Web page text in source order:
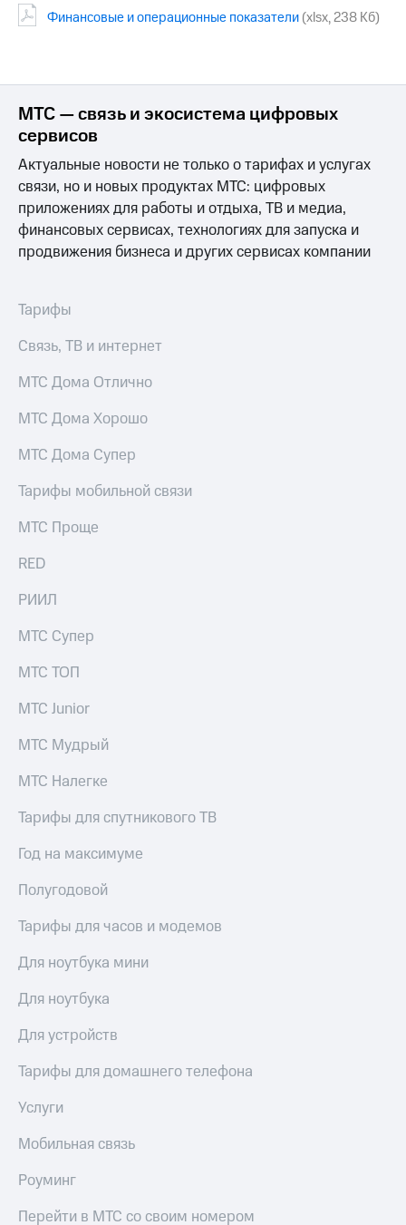
Достижения
Интервью
отчетность
Контакты
Пригласить
спикера
Корпоративный
секретарь
Раскрытие
информации
Информация
акционерам
Документы
"МТС"
акционеров
Контроль
аудит
акций
Описание
Программа
Порядок
акций
Рынок
Еврооблигации-2023
о
именных
облигаций
Другое
Регистратор
Реквизиты
развитие
этика
На главную
Финансовые и операционные показатели(xlsx, 238 Кб)
МТС — связь и экосистема цифровых
сервисов
Актуальные новости не только о тарифах и услугах
связи, но и новых продуктах МТС: цифровых
приложениях для работы и отдыха, ТВ и медиа,
финансовых сервисах, технологиях для запуска и
продвижения бизнеса и других сервисах компании
Тарифы
Связь, ТВ и интернет
МТС Дома Отлично
МТС Дома Хорошо
МТС Дома Супер
Тарифы мобильной связи
МТС Проще
RED
РИИЛ
МТС Супер
МТС ТОП
МТС Junior
МТС Мудрый
МТС Налегке
Тарифы для спутникового ТВ
Год на максимуме
Полугодовой
Тарифы для часов и модемов
Для ноутбука мини
Для ноутбука
Для устройств
Тарифы для домашнего телефона
Услуги
Мобильная связь
Роуминг
Перейти в МТС со своим номером